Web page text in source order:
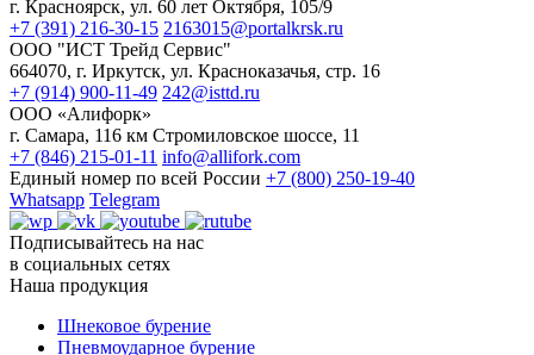
г. Красноярск, ул. 60 лет Октября, 105/9
+7 (391) 216-30-15 2163015@portalkrsk.ru
ООО "ИСТ Трейд Сервис"
664070, г. Иркутск, ул. Красноказачья, стр. 16
+7 (914) 900-11-49 242@isttd.ru
ООО «Алифорк»
г. Самара, 116 км Стромиловское шоссе, 11
+7 (846) 215-01-11 info@allifork.com
Единый номер по всей России +7 (800) 250-19-40
Whatsapp Telegram
Подписывайтесь на нас
в социальных сетях
Наша продукция
Шнековое бурение
Пневмоударное бурение